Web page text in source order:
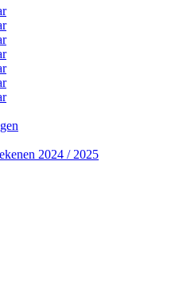
2024 / 2025